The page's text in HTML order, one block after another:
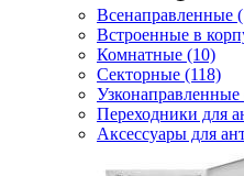
Всенаправленные
Встроенные в
Комнатные (10)
Секторные (118)
Узконаправленные
Переходники для
Аксессуары для